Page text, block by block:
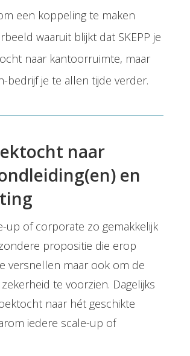
een koppeling te maken
waaruit blijkt dat SKEPP je
naar kantoorruimte, maar
je te allen tijde verder.
naar
en
up of corporate zo gemakkelijk
propositie die erop
versnellen maar ook om de
te voorzien. Dagelijks
naar hét geschikte
iedere scale-up of